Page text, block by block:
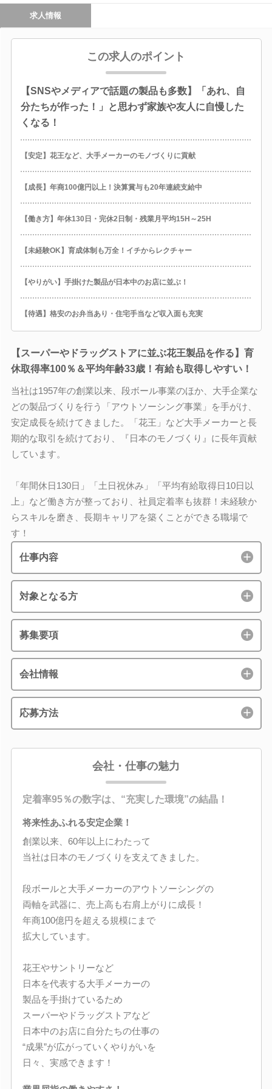
求人情報
この求人のポイント
【SNSやメディアで話題の製品も多数】「あれ、自
分たちが作った！」と思わず家族や友人に自慢した
くなる！
【安定】花王など、大手メーカーのモノづくりに貢献
【成長】年商100億円以上！決算賞与も20年連続支給中
【働き方】年休130日・完休2日制・残業月平均15H～25H
【未経験OK】育成体制も万全！イチからレクチャー
【やりがい】手掛けた製品が日本中のお店に並ぶ！
【待遇】格安のお弁当あり・住宅手当など収入面も充実
【スーパーやドラッグストアに並ぶ花王製品を作る】育
休取得率100％＆平均年齢33歳！有給も取得しやすい！
当社は1957年の創業以来、段ボール事業のほか、大手企業な
どの製品づくりを行う「アウトソーシング事業」を手がけ、
安定成長を続けてきました。「花王」など大手メーカーと長
期的な取引を続けており、『日本のモノづくり』に長年貢献
しています。
「年間休日130日」「土日祝休み」「平均有給取得日10日以
上」など働き方が整っており、社員定着率も抜群！未経験か
らスキルを磨き、長期キャリアを築くことができる職場で
す！
仕事内容
対象となる方
募集要項
会社情報
応募方法
会社・仕事の魅力
定着率95％の数字は、“充実した環境”の結晶！
将来性あふれる安定企業！
創業以来、60年以上にわたって
当社は日本のモノづくりを支えてきました。
段ボールと大手メーカーのアウトソーシングの
両軸を武器に、売上高も右肩上がりに成長！
年商100億円を超える規模にまで
拡大しています。
花王やサントリーなど
日本を代表する大手メーカーの
製品を手掛けているため
スーパーやドラッグストアなど
日本中のお店に自分たちの仕事の
“成果”が広がっていくやりがいを
日々、実感できます！